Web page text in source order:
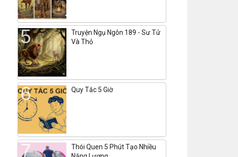
Truyện Ngụ Ngôn 189 - Sư Tử
Và Thỏ
Quy Tắc 5 Giờ
Thói Quen 5 Phút Tạo Nhiều